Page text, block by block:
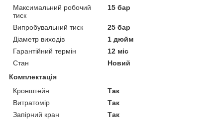
Максимальний робочий
тиск
15 бар
Випробувальний тиск
25 бар
Діаметр виходів
1 дюйм
Гарантійний термін
12 міс
Стан
Новий
Комплектація
Кронштейн
Так
Витратомір
Так
Запірний кран
Так